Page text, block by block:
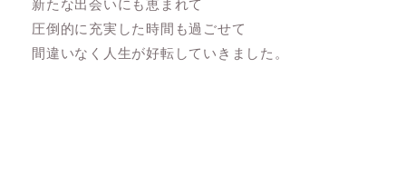
新たな出会いにも恵まれて
圧倒的に充実した時間も過ごせて
間違いなく人生が好転していきました。